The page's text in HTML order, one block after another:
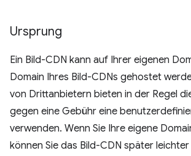
Ursprung
Ein Bild-CDN kann auf Ihrer eigenen
Domain Ihres Bild-CDNs gehostet
von Drittanbietern bieten in der Regel
gegen eine Gebühr eine
verwenden. Wenn Sie Ihre eigene
können Sie das Bild-CDN später